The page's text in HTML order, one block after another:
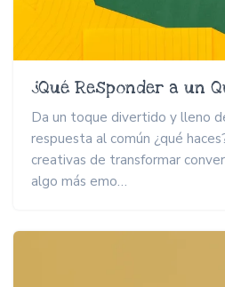
¿Qué Responder a un
Da un toque divertido y lleno
respuesta al común ¿qué
creativas de transformar
algo más emo…